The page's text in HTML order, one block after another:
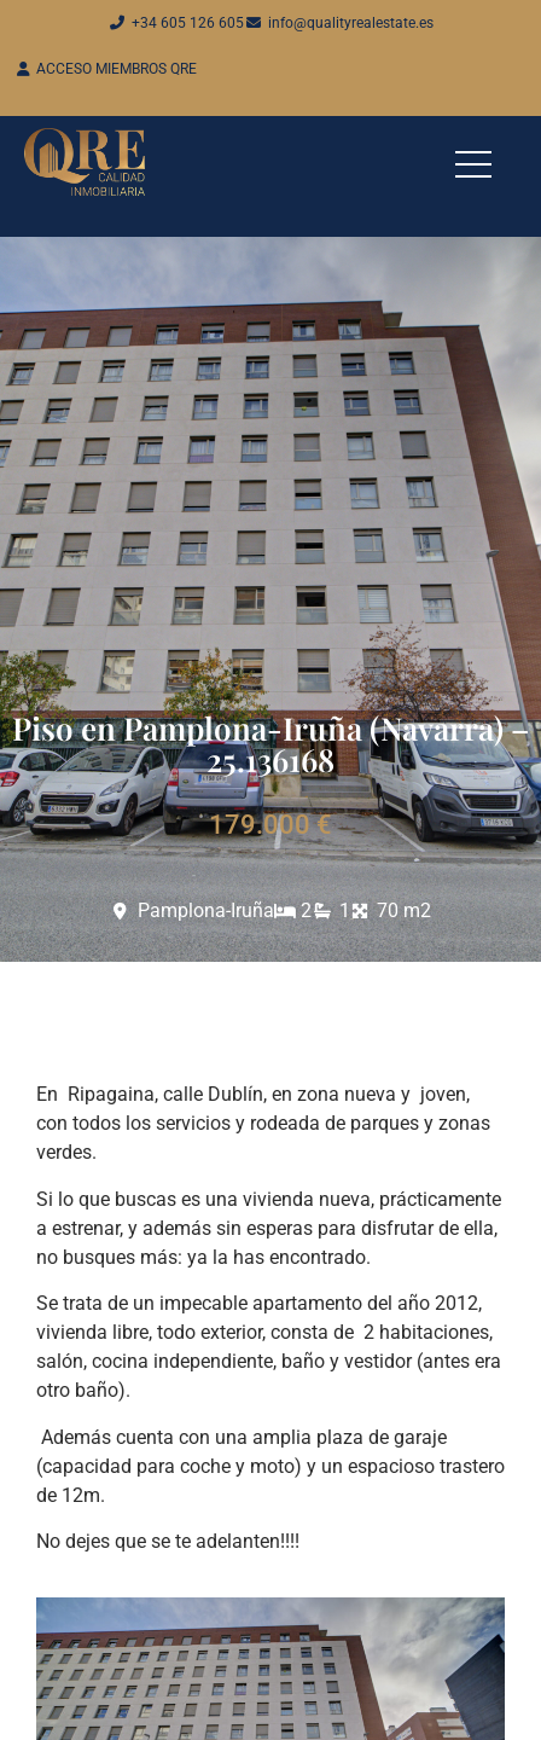
+34 605 126 605 info@qualityrealestate.es
ACCESO MIEMBROS QRE
Piso en Pamplona-Iruña (Navarra) –
25.136168
179.000 €
Pamplona-Iruña 2 1 70 m2
En Ripagaina, calle Dublín, en zona nueva y joven,
con todos los servicios y rodeada de parques y zonas
verdes.
Si lo que buscas es una vivienda nueva, prácticamente
a estrenar, y además sin esperas para disfrutar de ella,
no busques más: ya la has encontrado.
Se trata de un impecable apartamento del año 2012,
vivienda libre, todo exterior, consta de 2 habitaciones,
salón, cocina independiente, baño y vestidor (antes era
otro baño).
Además cuenta con una amplia plaza de garaje
(capacidad para coche y moto) y un espacioso trastero
de 12m.
No dejes que se te adelanten!!!!